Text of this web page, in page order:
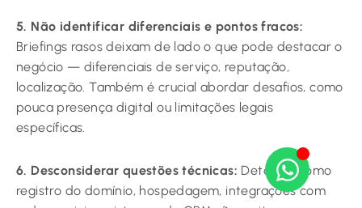
5. Não identificar diferenciais e pontos fracos:
Briefings rasos deixam de lado o que pode destacar o
negócio — diferenciais de serviço, reputação,
localização. Também é crucial abordar desafios, como
pouca presença digital ou limitações legais
específicas.
6. Desconsiderar questões técnicas: Detalhes como
registro do domínio, hospedagem, integrações com